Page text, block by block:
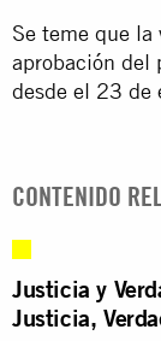
Se teme que la
aprobación del
desde el 23 de
CONTENIDO
Justicia y
Justicia,